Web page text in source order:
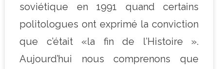
soviétique en 1991 quand certains
politologues ont exprimé la conviction
que c’était «la fin de l’Histoire ».
Aujourd’hui nous comprenons que